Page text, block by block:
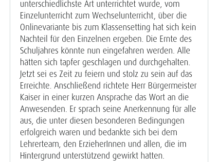
unterschiedlichste Art unterrichtet wurde, vom
Einzelunterricht zum Wechselunterricht, über die
Onlinevariante bis zum Klassensetting hat sich kein
Nachteil für den Einzelnen ergeben. Die Ernte des
Schuljahres könnte nun eingefahren werden. Alle
hätten sich tapfer geschlagen und durchgehalten.
Jetzt sei es Zeit zu feiern und stolz zu sein auf das
Erreichte. Anschließend richtete Herr Bürgermeister
Kaiser in einer kurzen Ansprache das Wort an die
Anwesenden. Er sprach seine Anerkennung für alle
aus, die unter diesen besonderen Bedingungen
erfolgreich waren und bedankte sich bei dem
Lehrerteam, den ErzieherInnen und allen, die im
Hintergrund unterstützend gewirkt hatten.